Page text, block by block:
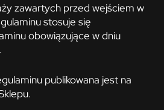
zawartych przed wejściem w
stosuje się
obowiązujące w dniu
publikowana jest na